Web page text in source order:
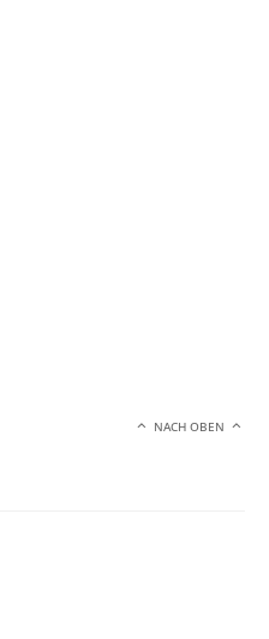
NACH OBEN